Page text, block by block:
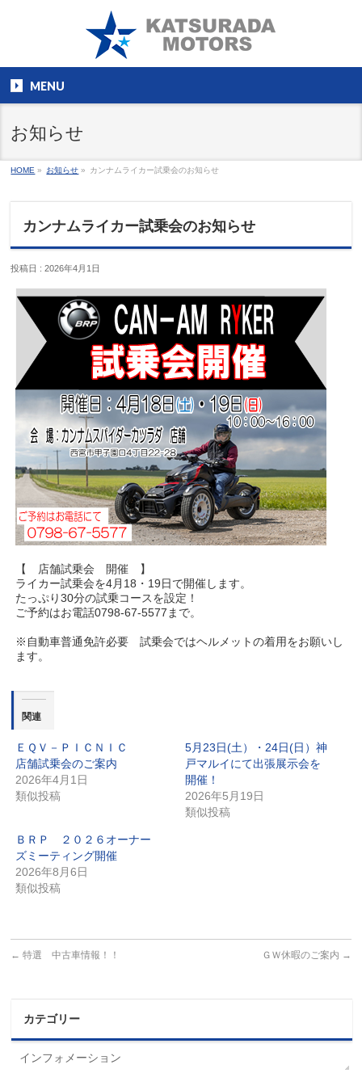
MENU
お知らせ
HOME » お知らせ » カンナムライカー試乗会のお知らせ
カンナムライカー試乗会のお知らせ
投稿日 : 2026年4月1日
【 店舗試乗会 開催 】
ライカー試乗会を4月18・19日で開催します。
たっぷり30分の試乗コースを設定！
ご予約はお電話0798-67-5577まで。
※自動車普通免許必要 試乗会ではヘルメットの着用をお願いし
ます。
関連
ＥＱＶ－ＰＩＣＮＩＣ
店舗試乗会のご案内
2026年4月1日
類似投稿
5月23日(土）・24日(日）神
戸マルイにて出張展示会を
開催！
2026年5月19日
類似投稿
ＢＲＰ ２０２６オーナー
ズミーティング開催
2026年8月6日
類似投稿
← 特選 中古車情報！！ ＧＷ休暇のご案内 →
カテゴリー
インフォメーション